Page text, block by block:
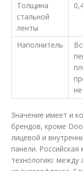
Толщина
стальной
ленты
Наполнитель
Значение имеет и
брендов, кроме
лицевой и
панели. Российская
технологию: между